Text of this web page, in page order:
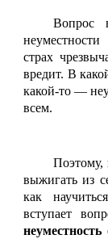
Вопрос
страх
вредит. В
какой-то —
всем.
Поэтому,
выжигать из
как
вступает